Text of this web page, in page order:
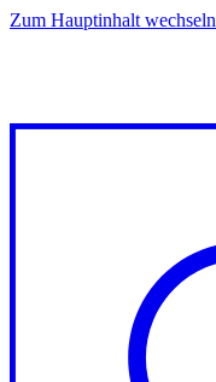
Zum Hauptinhalt wechseln